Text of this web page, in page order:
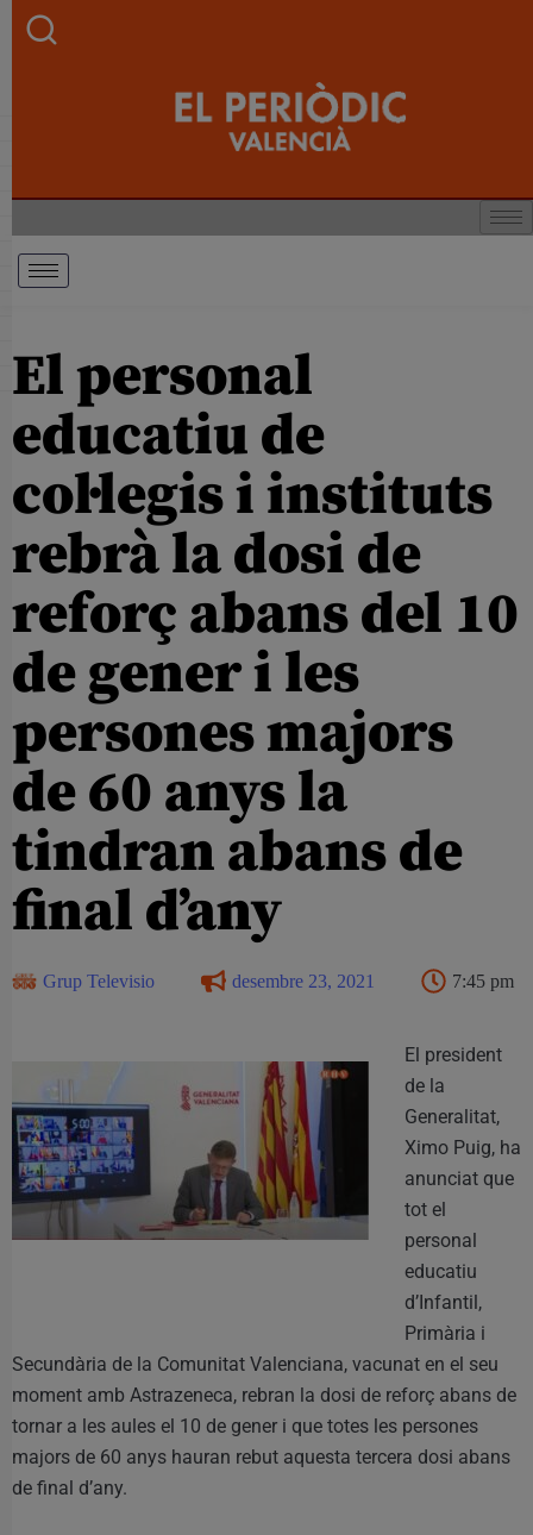
El personal
educatiu de
col·legis i instituts
rebrà la dosi de
reforç abans del 10
de gener i les
persones majors
de 60 anys la
tindran abans de
final d’any
Grup Televisio desembre 23, 2021 7:45 pm
El president
de la
Generalitat,
Ximo Puig, ha
anunciat que
tot el
personal
educatiu
d’Infantil,
Primària i
Secundària de la Comunitat Valenciana, vacunat en el seu
moment amb Astrazeneca, rebran la dosi de reforç abans de
tornar a les aules el 10 de gener i que totes les persones
majors de 60 anys hauran rebut aquesta tercera dosi abans
de final d’any.